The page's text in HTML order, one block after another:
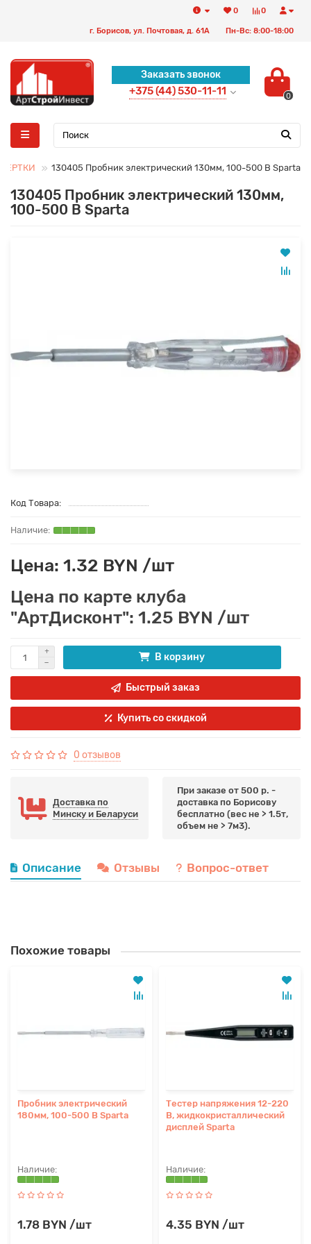
0
0
г. Борисов, ул. Почтовая, д. 61А Пн-Вс: 8:00-18:00
Заказать звонок
+375 (44) 530-11-11 0
130405 Пробник электрический 130мм, 100-500 В Sparta
130405 Пробник электрический 130мм,
100-500 В Sparta
Код Товара:
Цена: 1.32 BYN /шт
Цена по карте клуба
"АртДисконт": 1.25 BYN /шт
В корзину
Быстрый заказ
Купить со скидкой
0 отзывов
Доставка по
Минску и Беларуси
При заказе от 500 р. -
доставка по Борисову
бесплатно (вес не > 1.5т,
объем не > 7м3).
Описание Отзывы Вопрос-ответ
Похожие товары
Пробник электрический
180мм, 100-500 В Sparta
1.78 BYN /шт
Тестер напряжения 12-220
В, жидкокристаллический
дисплей Sparta
4.35 BYN /шт